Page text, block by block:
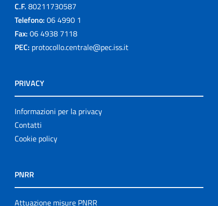
C.F. 80211730587
Telefono: 06 4990 1
Fax: 06 4938 7118
PEC: protocollo.centrale@pec.iss.it
PRIVACY
Informazioni per la privacy
Contatti
Cookie policy
PNRR
Attuazione misure PNRR